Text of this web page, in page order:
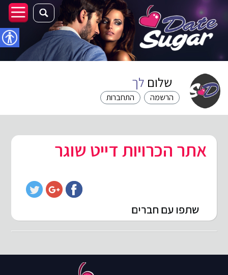
שלום לך
התחברות הרשמה
אתר הכרויות דייט שוגר
שתפו עם חברים